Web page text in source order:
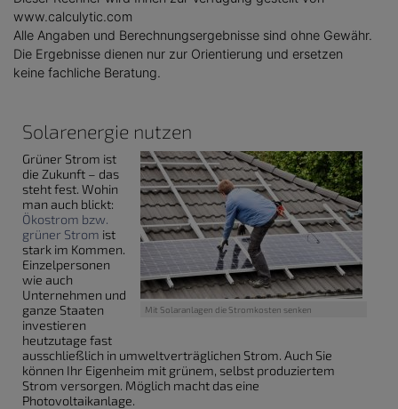
Solarenergie nutzen
Mit Solaranlagen die Stromkosten senken
Grüner Strom ist
die Zukunft – das
steht fest. Wohin
man auch blickt:
Ökostrom bzw.
grüner Strom ist
stark im Kommen.
Einzelpersonen
wie auch
Unternehmen und
ganze Staaten
investieren
heutzutage fast
ausschließlich in umweltverträglichen Strom. Auch Sie
können Ihr Eigenheim mit grünem, selbst produziertem
Strom versorgen. Möglich macht das eine
Photovoltaikanlage.